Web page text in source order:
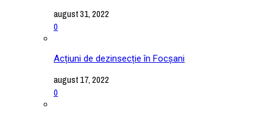
august 31, 2022
0
Acțiuni de dezinsecție în Focșani
august 17, 2022
0